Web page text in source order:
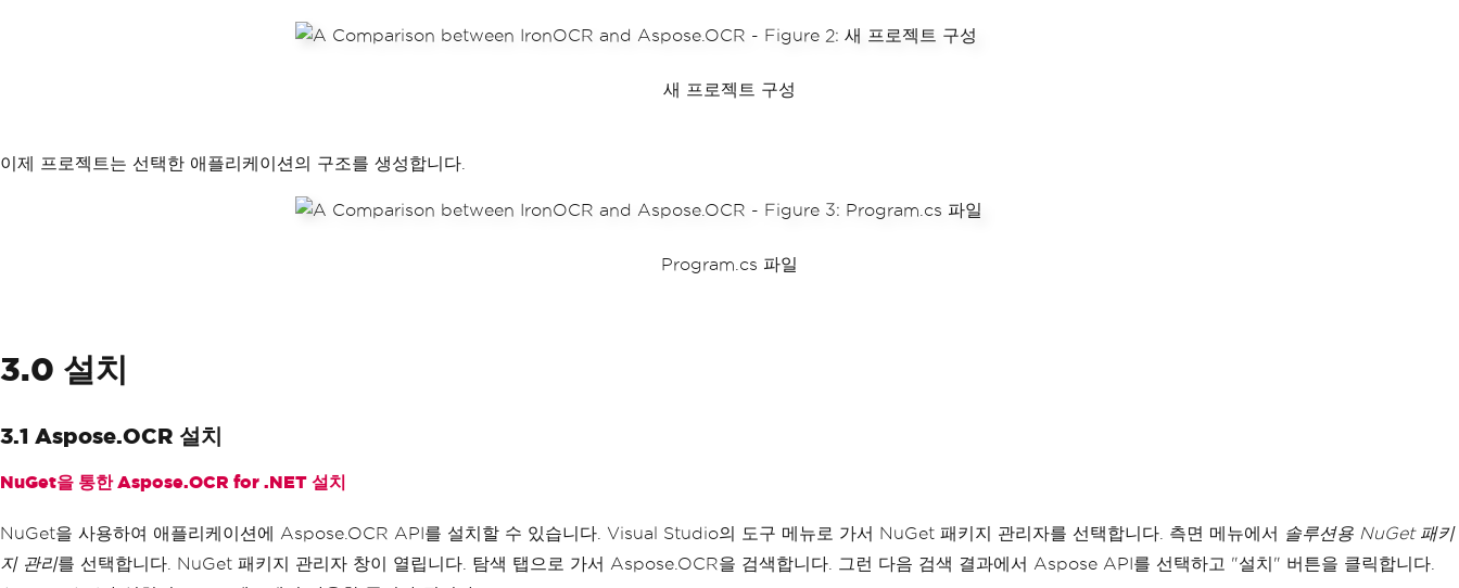
새 프로젝트 구성
이제 프로젝트는 선택한 애플리케이션의 구조를 생성합니다.
Program.cs 파일
3.0 설치
3.1 Aspose.OCR 설치
NuGet을 통한 Aspose.OCR for .NET 설치
NuGet을 사용하여 애플리케이션에 Aspose.OCR API를 설치할 수 있습니다. Visual Studio의 도구 메뉴로 가서 NuGet 패키지 관리자를 선택합니다. 측면 메뉴에서 솔루션용 NuGet 패키
지 관리를 선택합니다. NuGet 패키지 관리자 창이 열립니다. 탐색 탭으로 가서 Aspose.OCR을 검색합니다. 그런 다음 검색 결과에서 Aspose API를 선택하고 "설치" 버튼을 클릭합니다.